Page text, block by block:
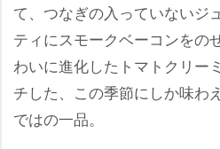
て、つなぎの入っていないジ
ティにスモークベーコンをの
わいに進化したトマトクリー
チした、この季節にしか味わ
ではの一品。